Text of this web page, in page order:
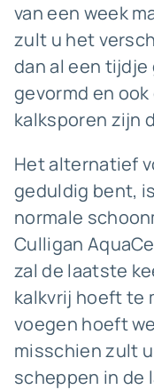
van een week
zult u het
dan al een tijdje
gevormd en
kalksporen zijn
Het alternatief
geduldig bent,
normale
Culligan
zal de laatste
kalkvrij hoeft te
voegen hoeft
misschien zult
scheppen in de